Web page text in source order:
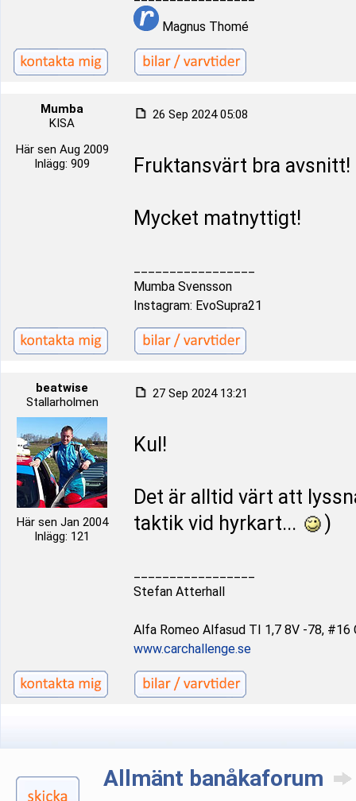
Magnus Thomé
Mumba
KISA
Här sen Aug 2009
Inlägg: 909
26 Sep 2024 05:08
Fruktansvärt bra avsnitt!
Mycket matnyttigt!
Mumba Svensson
Instagram: EvoSupra21
beatwise
Stallarholmen
Här sen Jan 2004
Inlägg: 121
27 Sep 2024 13:21
Kul!
Det är alltid värt att
taktik vid hyrkart...
)
Stefan Atterhall
Alfa Romeo Alfasud TI 1,7 8V -78, #16
www.carchallenge.se
Allmänt banåkaforum